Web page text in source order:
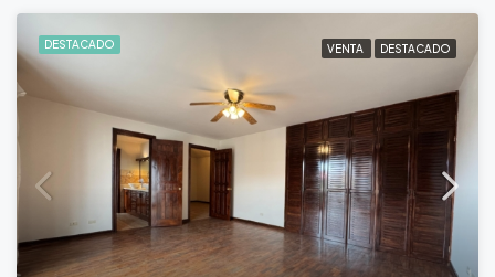
DESTACADO VENTA DESTACADO